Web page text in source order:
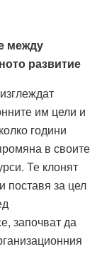
между
развитие
им цели и
години
в своите
Те клонят
поставя за цел
започват да